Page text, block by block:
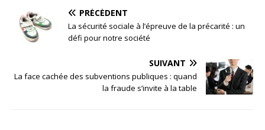
PRÉCÉDENT
La sécurité sociale à l’épreuve de la précarité : un
défi pour notre société
SUIVANT
La face cachée des subventions publiques : quand
la fraude s’invite à la table